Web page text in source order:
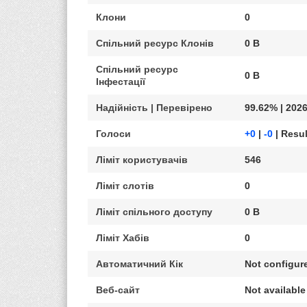
Клони 0
Спільний ресурс Клонів 0 B
Спільний ресурс
Інфестації
0 B
Надійність | Перевірено 99.62% |
Голоси +0 | -0 |
Ліміт користувачів 546
Ліміт слотів 0
Ліміт спільного доступу 0 B
Ліміт Хабів 0
Автоматичний Кік Not
Веб-сайт Not available